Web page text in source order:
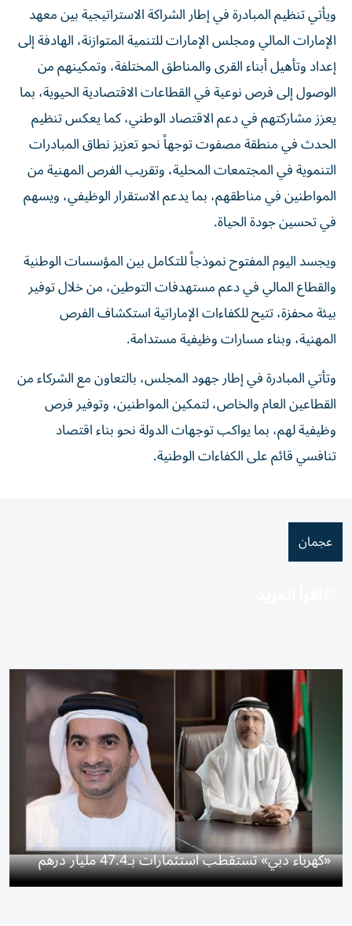
ويأتي تنظيم المبادرة في إطار الشراكة الاستراتيجية بين معهد
الإمارات المالي ومجلس الإمارات للتنمية المتوازنة، الهادفة إلى
إعداد وتأهيل أبناء القرى والمناطق المختلفة، وتمكينهم من
الوصول إلى فرص نوعية في القطاعات الاقتصادية الحيوية، بما
يعزز مشاركتهم في دعم الاقتصاد الوطني، كما يعكس تنظيم
الحدث في منطقة مصفوت توجهاً نحو تعزيز نطاق المبادرات
التنموية في المجتمعات المحلية، وتقريب الفرص المهنية من
المواطنين في مناطقهم، بما يدعم الاستقرار الوظيفي، ويسهم
في تحسين جودة الحياة.
ويجسد اليوم المفتوح نموذجاً للتكامل بين المؤسسات الوطنية
والقطاع المالي في دعم مستهدفات التوطين، من خلال توفير
بيئة محفزة، تتيح للكفاءات الإماراتية استكشاف الفرص
المهنية، وبناء مسارات وظيفية مستدامة.
وتأتي المبادرة في إطار جهود المجلس، بالتعاون مع الشركاء من
القطاعين العام والخاص، لتمكين المواطنين، وتوفير فرص
وظيفية لهم، بما يواكب توجهات الدولة نحو بناء اقتصاد
تنافسي قائم على الكفاءات الوطنية.
عجمان
«كهرباء دبي» تستقطب استثمارات بـ47.4 مليار درهم